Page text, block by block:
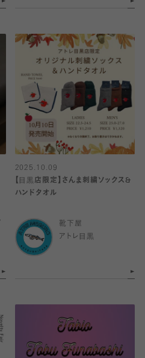
2025.10.09
【目黒店限定】さんま刺繍ソックス&
ハンドタオル
靴下屋
アトレ目黒